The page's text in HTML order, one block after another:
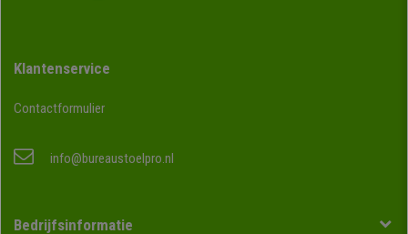
Klantenservice
Contactformulier
info@bureaustoelpro.nl
Bedrijfsinformatie